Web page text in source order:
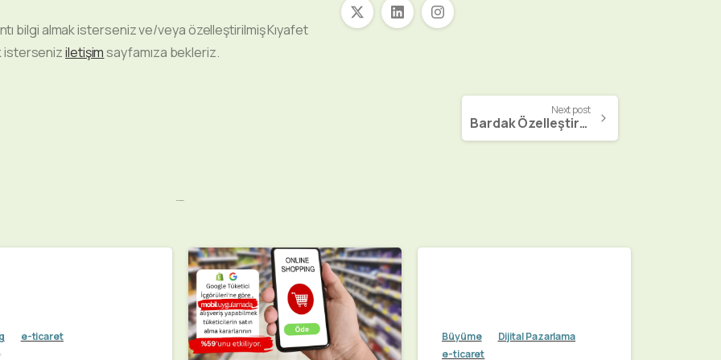
bilgi almak isterseniz ve/veya özelleştirilmiş Kıyafet
isterseniziletişimsayfamıza bekleriz.
Next post
Bardak Özelleştirme Web Sitesi
e-ticaret Büyüme
Dijital Pazarlama
e-ticaret